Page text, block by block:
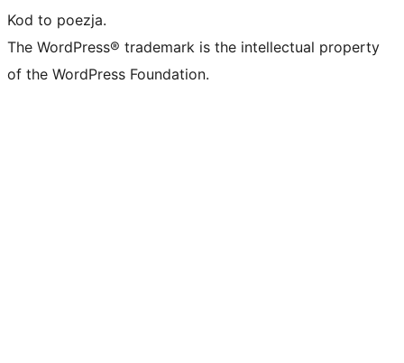
Kod to poezja.
The WordPress® trademark is the intellectual property
of the WordPress Foundation.